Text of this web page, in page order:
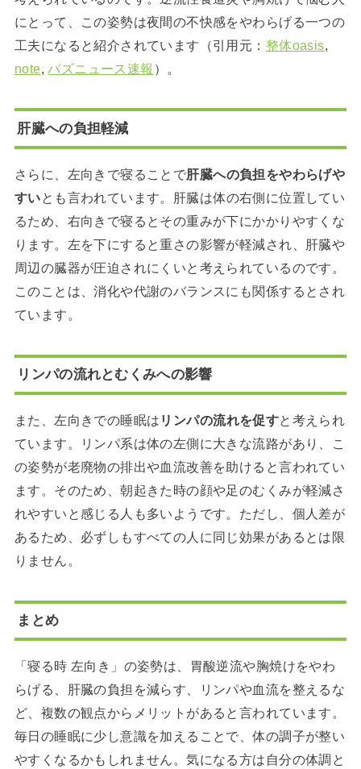
にとって、この姿勢は夜間の不快感をやわらげる一つの
工夫になると紹介されています（引用元： 整体oasis,
note,バズニュース速報 ）。
肝臓への負担軽減
さらに、左向きで寝ることで肝臓への負担をやわらげや
すいとも言われています。肝臓は体の右側に位置してい
るため、右向きで寝るとその重みが下にかかりやすくな
ります。左を下にすると重さの影響が軽減され、肝臓や
周辺の臓器が圧迫されにくいと考えられているのです。
このことは、消化や代謝のバランスにも関係するとされ
ています。
リンパの流れとむくみへの影響
また、左向きでの睡眠は リンパの流れを促すと考えられ
ています。リンパ系は体の左側に大きな流路があり、こ
の姿勢が老廃物の排出や血流改善を助けると言われてい
ます。そのため、朝起きた時の顔や足のむくみが軽減さ
れやすいと感じる人も多いようです。ただし、個人差が
あるため、必ずしもすべての人に同じ効果があるとは限
りません。
まとめ
「寝る時 左向き」の姿勢は、胃酸逆流や胸焼けをやわ
らげる、肝臓の負担を減らす、リンパや血流を整えるな
ど、複数の観点からメリットがあると言われています。
毎日の睡眠に少し意識を加えることで、体の調子が整い
やすくなるかもしれません。気になる方は自分の体調と